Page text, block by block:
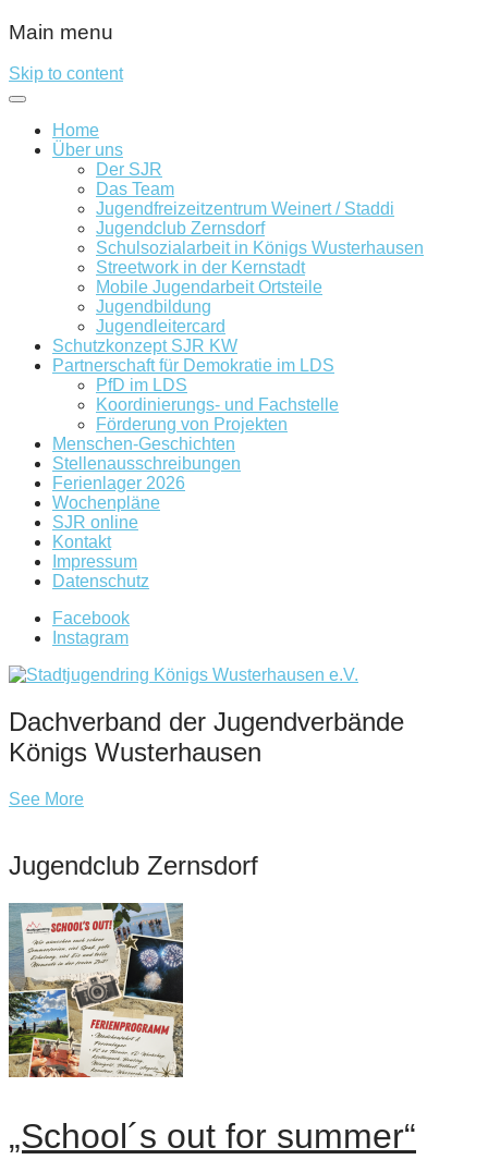
Main menu
Skip to content
Home
Über uns
Der SJR
Das Team
Jugendfreizeitzentrum Weinert / Staddi
Jugendclub Zernsdorf
Schulsozialarbeit in Königs Wusterhausen
Streetwork in der Kernstadt
Mobile Jugendarbeit Ortsteile
Jugendbildung
Jugendleitercard
Schutzkonzept SJR KW
Partnerschaft für Demokratie im LDS
PfD im LDS
Koordinierungs- und Fachstelle
Förderung von Projekten
Menschen-Geschichten
Stellenausschreibungen
Ferienlager 2026
Wochenpläne
SJR online
Kontakt
Impressum
Datenschutz
Facebook
Instagram
Dachverband der Jugendverbände
Königs Wusterhausen
See More
Jugendclub Zernsdorf
„School´s out for summer“